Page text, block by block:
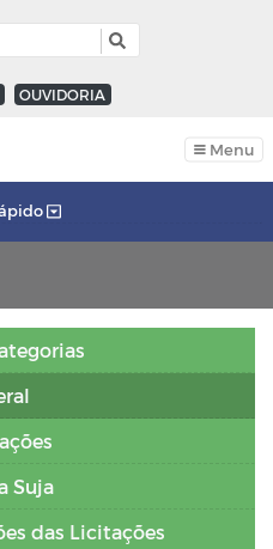
OUVIDORIA
Menu
Suja
das Licitações